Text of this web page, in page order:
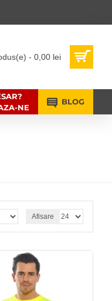
- 0,00 lei
NE
BLOG
Afisare